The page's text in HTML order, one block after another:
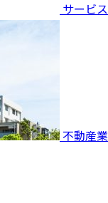
サービス
不動産業